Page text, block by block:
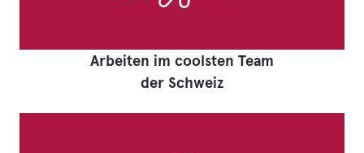
Arbeiten im coolsten Team
der Schweiz